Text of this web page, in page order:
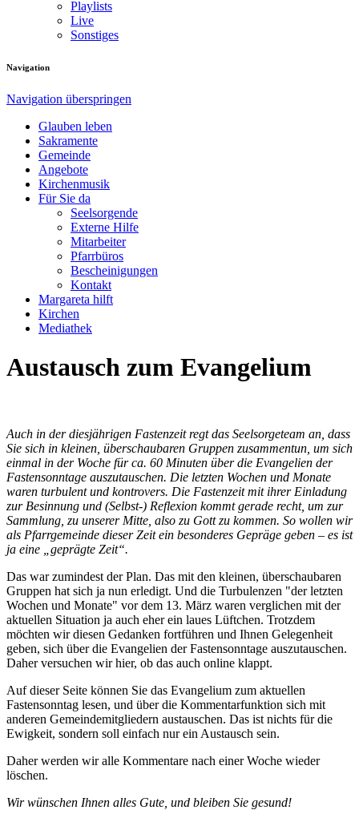
Playlists
Live
Sonstiges
Navigation
Navigation überspringen
Glauben leben
Sakramente
Gemeinde
Angebote
Kirchenmusik
Für Sie da
Seelsorgende
Externe Hilfe
Mitarbeiter
Pfarrbüros
Bescheinigungen
Kontakt
Margareta hilft
Kirchen
Mediathek
Austausch zum Evangelium
Auch in der diesjährigen Fastenzeit regt das Seelsorgeteam an, dass
Sie sich in kleinen, überschaubaren Gruppen zusammentun, um sich
einmal in der Woche für ca. 60 Minuten über die Evangelien der
Fastensonntage auszutauschen. Die letzten Wochen und Monate
waren turbulent und kontrovers. Die Fastenzeit mit ihrer Einladung
zur Besinnung und (Selbst-) Reflexion kommt gerade recht, um zur
Sammlung, zu unserer Mitte, also zu Gott zu kommen. So wollen wir
als Pfarrgemeinde dieser Zeit ein besonderes Gepräge geben – es ist
ja eine „geprägte Zeit“.
Das war zumindest der Plan. Das mit den kleinen, überschaubaren
Gruppen hat sich ja nun erledigt. Und die Turbulenzen "der letzten
Wochen und Monate" vor dem 13. März waren verglichen mit der
aktuellen Situation ja auch eher ein laues Lüftchen. Trotzdem
möchten wir diesen Gedanken fortführen und Ihnen Gelegenheit
geben, sich über die Evangelien der Fastensonntage auszutauschen.
Daher versuchen wir hier, ob das auch online klappt.
Auf dieser Seite können Sie das Evangelium zum aktuellen
Fastensonntag lesen, und über die Kommentarfunktion sich mit
anderen Gemeindemitgliedern austauschen. Das ist nichts für die
Ewigkeit, sondern soll einfach nur ein Austausch sein.
Daher werden wir alle Kommentare nach einer Woche wieder
löschen.
Wir wünschen Ihnen alles Gute, und bleiben Sie gesund!